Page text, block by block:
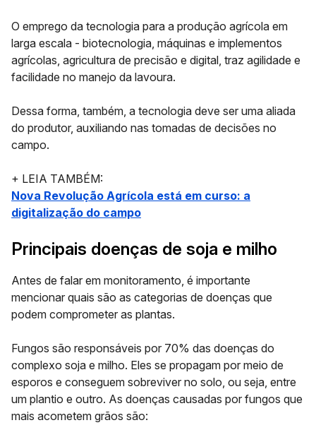
O emprego da tecnologia para a produção agrícola em
larga escala - biotecnologia, máquinas e implementos
agrícolas, agricultura de precisão e digital, traz agilidade e
facilidade no manejo da lavoura.
Dessa forma, também, a tecnologia deve ser uma aliada
do produtor, auxiliando nas tomadas de decisões no
campo.
+ LEIA TAMBÉM:
Nova Revolução Agrícola está em curso: a
digitalização do campo
Principais doenças de soja e milho
Antes de falar em monitoramento, é importante
mencionar quais são as categorias de doenças que
podem comprometer as plantas.
Fungos são responsáveis por 70% das doenças do
complexo soja e milho. Eles se propagam por meio de
esporos e conseguem sobreviver no solo, ou seja, entre
um plantio e outro. As doenças causadas por fungos que
mais acometem grãos são: